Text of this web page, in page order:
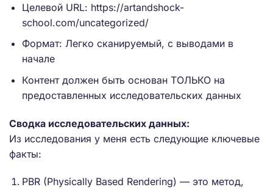
Целевой URL: https://artandshock-
school.com/uncategorized/
Формат: Легко сканируемый, с выводами в
начале
Контент должен быть основан ТОЛЬКО на
предоставленных исследовательских данных
Сводка исследовательских данных:
Из исследования у меня есть следующие ключевые
факты:
PBR (Physically Based Rendering) — это метод,